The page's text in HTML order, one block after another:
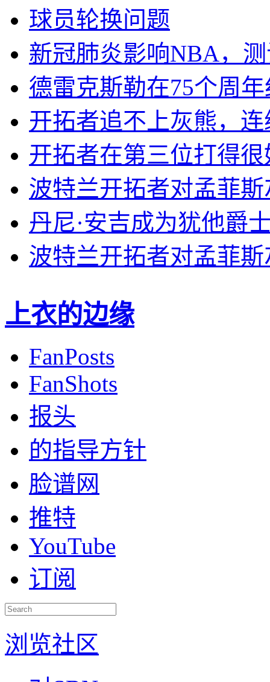
球员轮换问题
新冠肺炎影响NBA，
德雷克斯勒在75个周
开拓者追不上灰熊，
开拓者在第三位打得
波特兰开拓者对孟菲
丹尼·安吉成为犹他爵
波特兰开拓者对孟菲
上衣的边缘
FanPosts
FanShots
报头
的指导方针
脸谱网
推特
YouTube
订阅
浏览社区